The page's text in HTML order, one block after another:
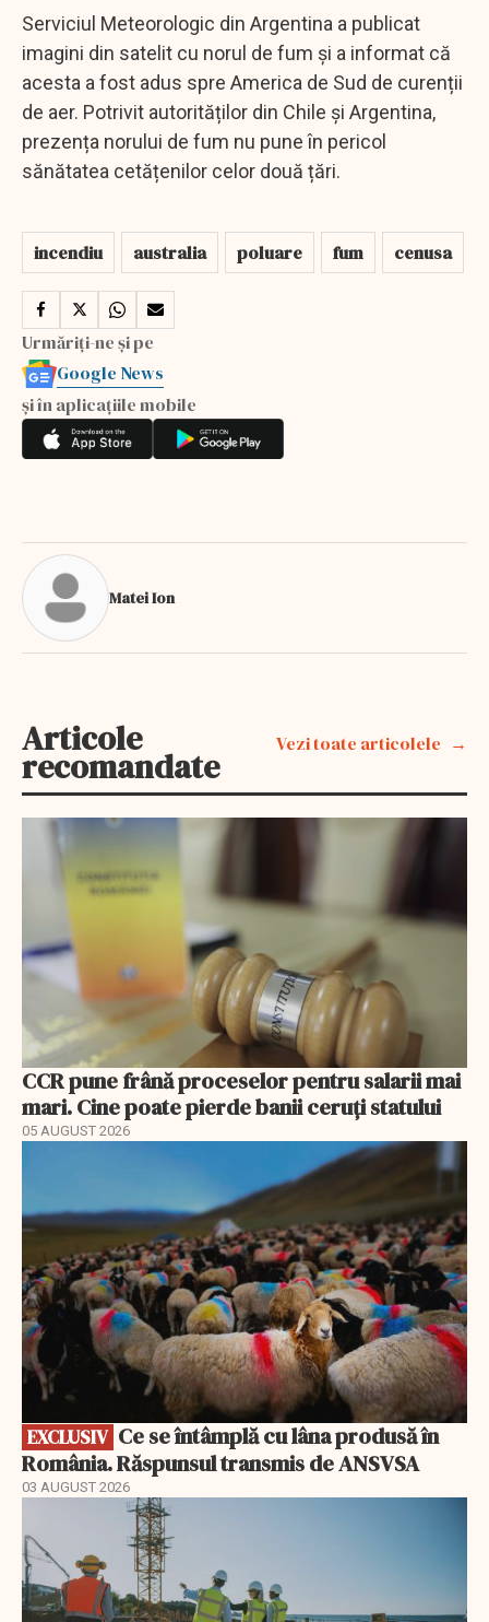
Serviciul Meteorologic din Argentina a publicat
imagini din satelit cu norul de fum și a informat că
acesta a fost adus spre America de Sud de curenții
de aer. Potrivit autorităților din Chile și Argentina,
prezența norului de fum nu pune în pericol
sănătatea cetățenilor celor două țări.
incendiu australia poluare fum cenusa
Urmăriți-ne și pe
Google News
și în aplicațiile mobile
Matei Ion
Articole
recomandate
Vezi toate articolele
CCR pune frână proceselor pentru salarii mai
mari. Cine poate pierde banii ceruți statului
05 AUGUST 2026
EXCLUSIV
România. Răspunsul transmis de ANSVSA
03 AUGUST 2026